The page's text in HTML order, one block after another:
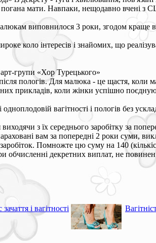
мати. Навпаки, нещодавно вчені з
виповнилося 3 роки, згодом краще
коло інтересів і знайомих, що
групи «Хор Турецького»
пологів. Для малюка - це щастя, коли
прикладів, коли жінки успішно
вагітності і пологів без
з їх середнього заробітку за
вам за попередні 2 роки суми,
Помножте цю суму на 140
обчисленні декретних виплат, не
і вагітності